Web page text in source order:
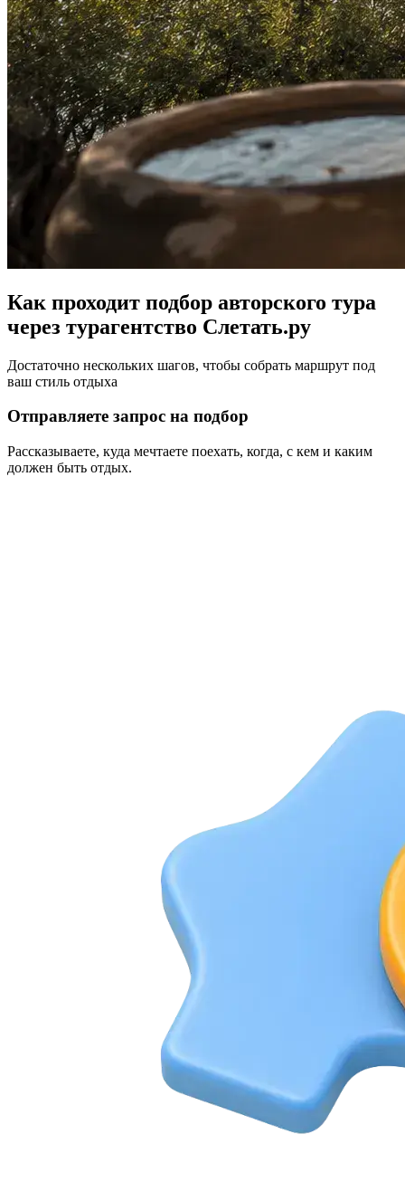
Как проходит подбор авторского тура
через турагентство Слетать.ру
Достаточно нескольких шагов, чтобы собрать маршрут под
ваш стиль отдыха
Отправляете запрос на подбор
Рассказываете, куда мечтаете поехать, когда, с кем и каким
должен быть отдых.